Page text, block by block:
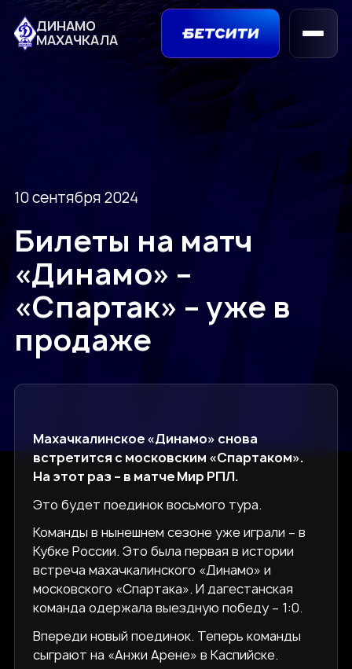
ДИНАМО
МАХАЧКАЛА
10 сентября 2024
Билеты на матч
«Динамо» –
«Спартак» – уже в
продаже
Махачкалинское «Динамо» снова
встретится с московским «Спартаком».
На этот раз – в матче Мир РПЛ.
Это будет поединок восьмого тура.
Команды в нынешнем сезоне уже играли – в
Кубке России. Это была первая в истории
встреча махачкалинского «Динамо» и
московского «Спартака». И дагестанская
команда одержала выездную победу – 1:0.
Впереди новый поединок. Теперь команды
сыграют на «Анжи Арене» в Каспийске.